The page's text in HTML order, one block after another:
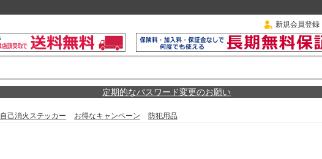
新規会員登録
定期的なパスワード変更のお願い
自己消火ステッカー お得なキャンペーン 防犯用品